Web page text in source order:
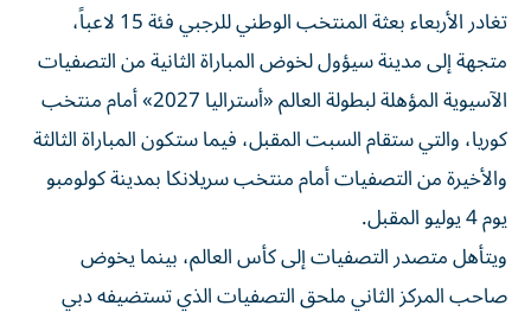
تغادر الأربعاء بعثة المنتخب الوطني للرجبي فئة 15 لاعباً،
متجهة إلى مدينة سيؤول لخوض المباراة الثانية من التصفيات
الآسيوية المؤهلة لبطولة العالم «أستراليا 2027» أمام منتخب
كوريا، والتي ستقام السبت المقبل، فيما ستكون المباراة الثالثة
والأخيرة من التصفيات أمام منتخب سريلانكا بمدينة كولومبو
يوم 4 يوليو المقبل.
ويتأهل متصدر التصفيات إلى كأس العالم، بينما يخوض
صاحب المركز الثاني ملحق التصفيات الذي تستضيفه دبي